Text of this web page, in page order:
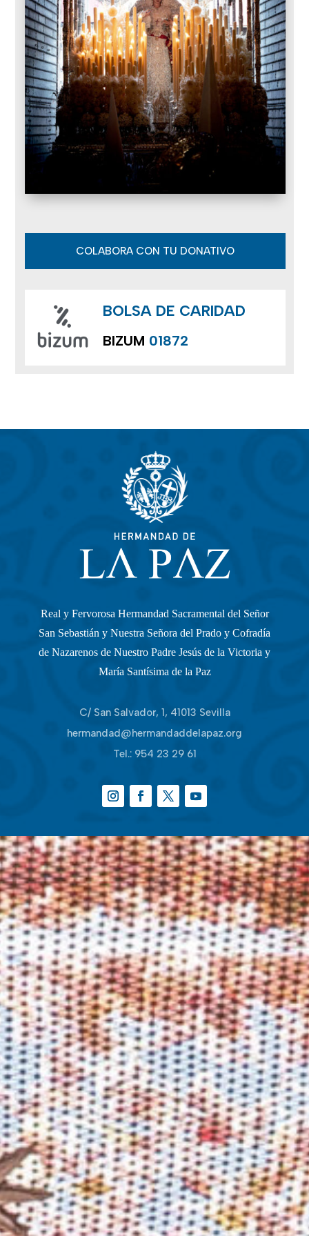
COLABORA CON TU DONATIVO
BOLSA DE CARIDAD
BIZUM 01872
Real y Fervorosa Hermandad Sacramental del Señor
San Sebastián y Nuestra Señora del Prado y Cofradía
de Nazarenos de Nuestro Padre Jesús de la Victoria y
María Santísima de la Paz
C/ San Salvador, 1, 41013 Sevilla
hermandad@hermandaddelapaz.org
Tel.: 954 23 29 61